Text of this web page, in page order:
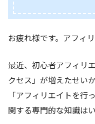
お疲れ様です。アフィ
最近、初心者アフィリ
クセス」が増えたせいか
「アフィリエイトを行
関する専門的な知識は